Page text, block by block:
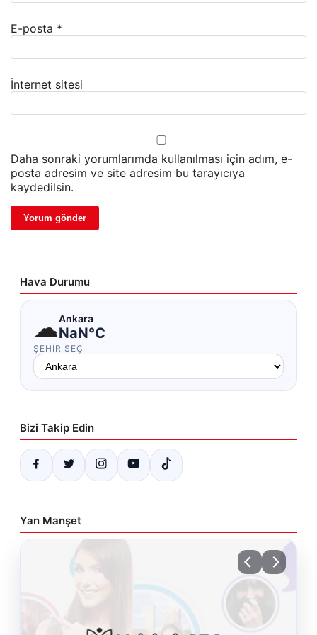
E-posta *
İnternet sitesi
Daha sonraki yorumlarımda kullanılması için adım, e-
posta adresim ve site adresim bu tarayıcıya
kaydedilsin.
Hava Durumu
☁Ankara
NaN°C
ŞEHIR SEÇ
Bizi Takip Edin
Yan Manşet